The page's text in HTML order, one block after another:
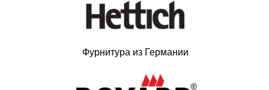
Фурнитура из Германии